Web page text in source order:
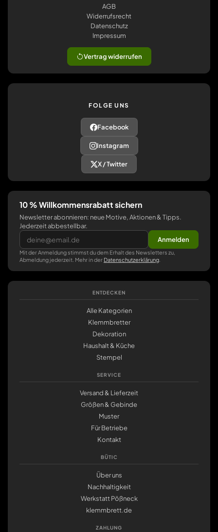
AGB
Widerrufsrecht
Datenschutz
Impressum
Vertrag widerrufen
FOLGE UNS
Facebook
Instagram
X / Twitter
10 % Willkommensrabatt sichern
Newsletter abonnieren: neue Motive, Aktionen & Tipps.
Jederzeit abbestellbar.
Anmelden
Mit der Anmeldung stimmst du dem Erhalt des Newsletters zu,
Abmeldung jederzeit. Mehr in der Datenschutzerklärung
ENTDECKEN
Alle Kategorien
Klemmbretter
Dekoration
Haushalt & Küche
Stempel
SERVICE
Versand & Lieferzeit
Größen & Gebinde
Muster
Für Betriebe
Kontakt
BÜTIC
Über uns
Nachhaltigkeit
Werkstatt Pößneck
klemmbrett.de
ZAHLUNG